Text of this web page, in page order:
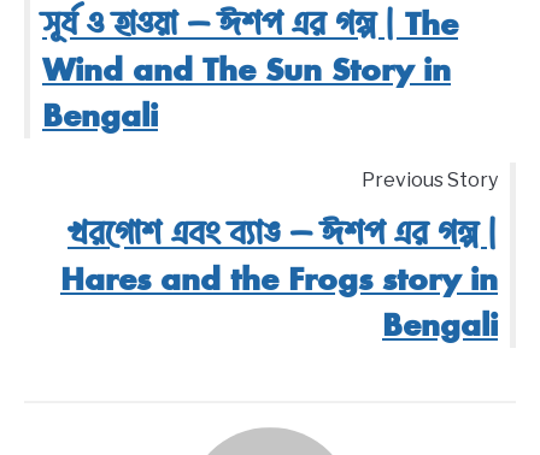
সূর্য ও হাওয়া – ঈশপ এর গল্প | The
Wind and The Sun Story in
Bengali
Previous Story
খরগোশ এবং ব্যাঙ – ঈশপ এর গল্প |
Hares and the Frogs story in
Bengali